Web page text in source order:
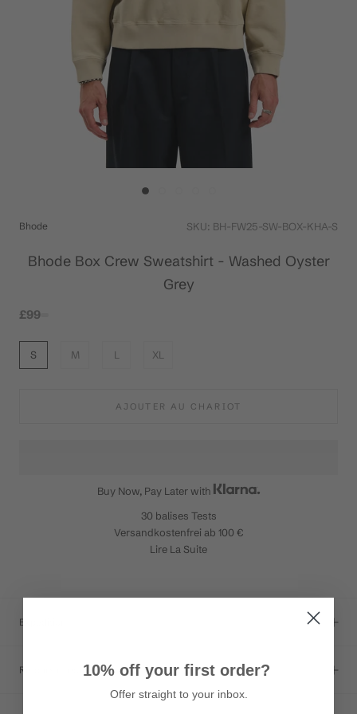
Bhode SKU: BH-FW25-SW-BOX-KHA-S
Bhode Box Crew Sweatshirt - Washed Oyster
Grey
£99
S M L XL
AJOUTER AU CHARIOT
Buy Now, Pay Later with
30 balises Tests
Versandkostenfrei ab 100 €
Lire La Suite
Expédition
Retours et échanges10% off your first order?
Offer straight to your inbox.